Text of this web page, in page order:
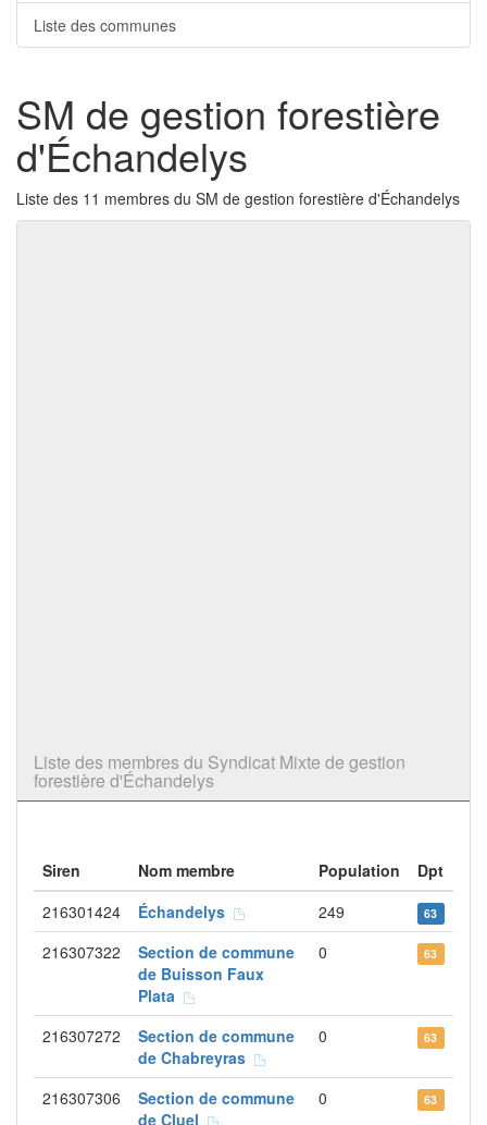
Liste des communes
SM de gestion forestière
d'Échandelys
Liste des 11 membres du SM de gestion forestière d'Échandelys
Liste des membres du Syndicat Mixte de gestion
forestière d'Échandelys
Siren Nom membre Population
Dpt
216301424
Échandelys 249 63
216307322
Section de commune
de Buisson Faux
Plata
0 63
216307272
Section de commune
de Chabreyras
0 63
216307306
Section de commune
de Cluel
0 63